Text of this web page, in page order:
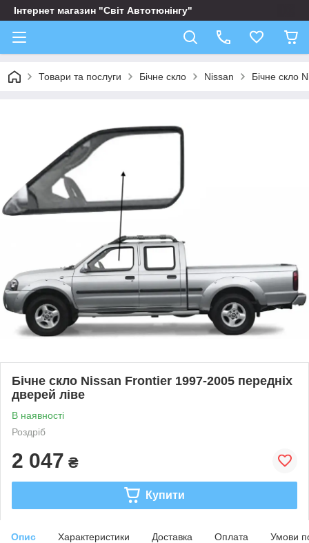
Інтернет магазин "Світ Автотюнінгу"
Товари та послуги Бічне скло Nissan Бічне скло
Бічне скло Nissan Frontier 1997-2005 передніх
дверей ліве
В наявності
Роздріб
2 047 ₴
Купити
Опис Характеристики Доставка Оплата Умови